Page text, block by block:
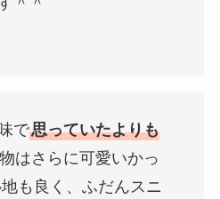
で思っていたよりも
はさらに可愛いかっ
も良く、ふだんスニ